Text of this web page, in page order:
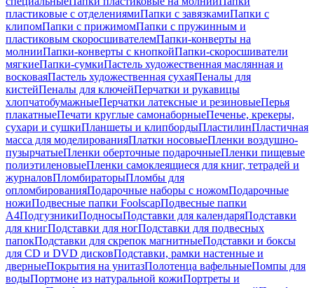
пластиковые с отделениямиПапки с завязкамиПапки с
клипомПапки с прижимомПапки с пружинным и
пластиковым скоросшивателемПапки-конверты на
молнииПапки-конверты с кнопкойПапки-скоросшиватели
мягкиеПапки-сумкиПастель художественная маслянная и
восковаяПастель художественная сухаяПеналы для
кистейПеналы для ключейПерчатки и рукавицы
хлопчатобумажныеПерчатки латексные и резиновыеПерья
плакатныеПечати круглые самонаборныеПеченье, крекеры,
сухари и сушкиПланшеты и клипбордыПластилинПластичная
масса для моделированияПлатки носовыеПленки воздушно-
пузырчатыеПленки оберточные подарочныеПленки пищевые
полиэтиленовыеПленки самоклеящиеся для книг, тетрадей и
журналовПломбираторыПломбы для
опломбированияПодарочные наборы с ножомПодарочные
ножиПодвесные папки FoolscapПодвесные папки
А4ПодгузникиПодносыПодставки для календаряПодставки
для книгПодставки для ногПодставки для подвесных
папокПодставки для скрепок магнитныеПодставки и боксы
для CD и DVD дисковПодставки, рамки настенные и
дверныеПокрытия на унитазПолотенца вафельныеПомпы для
водыПортмоне из натуральной кожиПортреты и